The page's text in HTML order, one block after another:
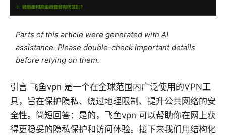
Parts of this article were generated with AI
assistance. Please double-check important details
before relying on them.
引言 飞鱼vpn 是一个在全球范围内广泛使用的VPN工
具，旨在保护隐私、绕过地理限制、提升公共网络的安
全性。简短回答：是的，飞鱼vpn 可以帮助你在网上获
得更稳妥的隐私保护和访问体验。接下来我们用结构化